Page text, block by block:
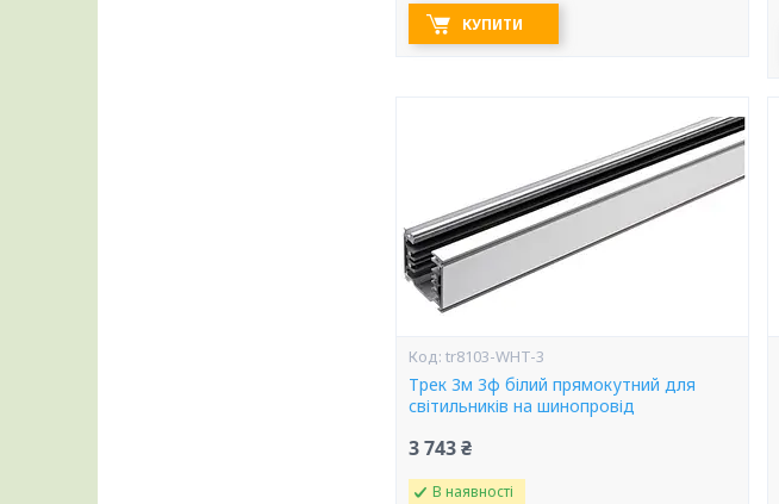
КУПИТИ
tr8103-WHT-3
Трек 3м 3ф білий прямокутний для
світильників на шинопровід
3 743 ₴
В наявності